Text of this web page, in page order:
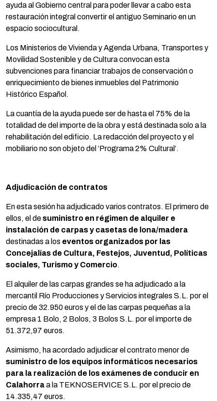
ayuda al Gobierno central para poder llevar a cabo esta
restauración integral convertir el antiguo Seminario en un
espacio sociocultural.
Los Ministerios de Vivienda y Agenda Urbana, Transportes y
Movilidad Sostenible y de Cultura convocan esta
subvenciones para financiar trabajos de conservación o
enriquecimiento de bienes inmuebles del Patrimonio
Histórico Español.
La cuantía de la ayuda puede ser de hasta el 75% de la
totalidad de del importe de la obra y está destinada solo a la
rehabilitación del edificio. La redacción del proyecto y el
mobiliario no son objeto del ‘Programa 2% Cultural’.
Adjudicación de contratos
En esta sesión ha adjudicado varios contratos. El primero de
ellos, el desuministro en régimen de alquiler e
instalación de carpas y casetas de lona/madera
destinadas a los eventos organizados por las
Concejalías de Cultura, Festejos, Juventud, Políticas
sociales, Turismo y Comercio.
El alquiler de las carpas grandes se ha adjudicado a la
mercantil Río Producciones y Servicios integrales S.L. por el
precio de 32.950 euros y el de las carpas pequeñas a la
empresa 1 Bolo, 2 Bolos, 3 Bolos S.L. por el importe de
51.372,97 euros.
Asimismo, ha acordado adjudicar el contrato menor de
suministro de los equipos informáticos necesarios
para la realización de los exámenes de conducir en
Calahorraa la TEKNOSERVICE S.L. por el precio de
14.335,47 euros.